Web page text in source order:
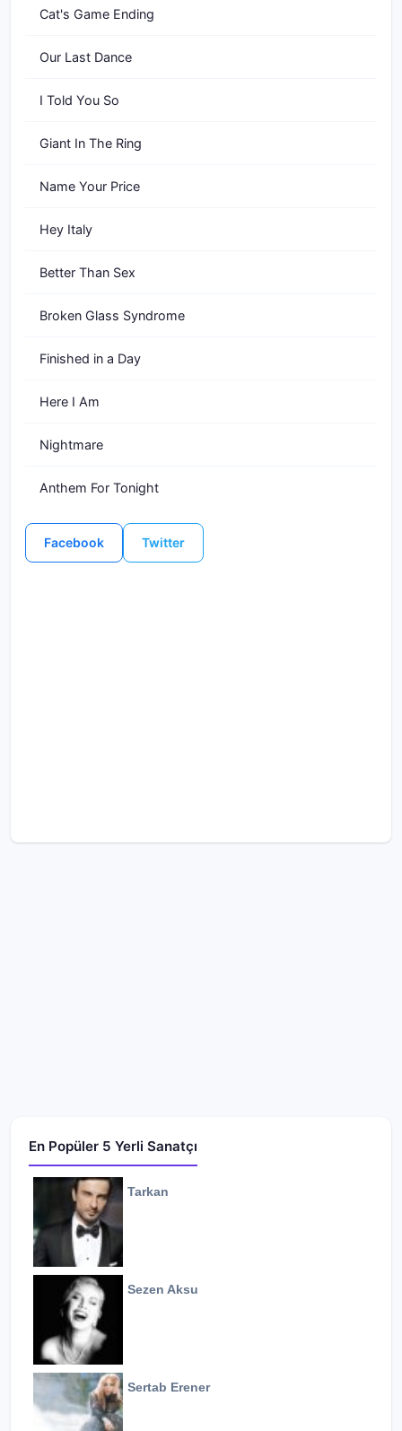
Cat's Game Ending
Our Last Dance
I Told You So
Giant In The Ring
Name Your Price
Hey Italy
Better Than Sex
Broken Glass Syndrome
Finished in a Day
Here I Am
Nightmare
Anthem For Tonight
Facebook Twitter
En Popüler 5 Yerli Sanatçı
Tarkan
Sezen Aksu
Sertab Erener